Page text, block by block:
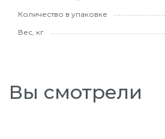
Количество в упаковке
Вес, кг
Вы смотрели